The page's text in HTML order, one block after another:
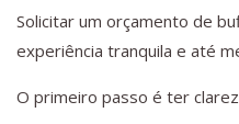
Solicitar um orçamento de
experiência tranquila e até
O primeiro passo é ter